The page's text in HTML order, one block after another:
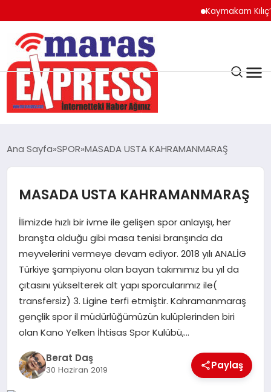
Kaymakam Kılıç’tan
K.MARAŞ
AFŞİN
ÇAĞLAYANCERİT
BİZE ULAŞIN
GÖKSUN
PAZARCIK
Ana Sayfa SPOR MASADA USTA KAHRAMANMARAŞ
MASADA USTA KAHRAMANMARAŞ
İlimizde hızlı bir ivme ile gelişen spor anlayışı, her
branşta olduğu gibi masa tenisi branşında da
meyvelerini vermeye devam ediyor. 2018 yılı ANALİG
Türkiye şampiyonu olan bayan takımımız bu yıl da
çıtasını yükselterek alt yapı sporcularımız ile(
transfersiz) 3. Ligine terfi etmiştir. Kahramanmaraş
gençlik spor il müdürlüğümüzün kulüplerinden biri
olan Kano Yelken İhtisas Spor Kulübü,…
Berat Daş
30 Haziran 2019 Paylaş